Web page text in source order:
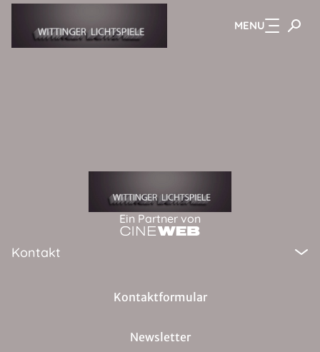
Zum Hauptinhalt springen MENU
Ein Partner von
Kontakt
Kontaktformular
Newsletter